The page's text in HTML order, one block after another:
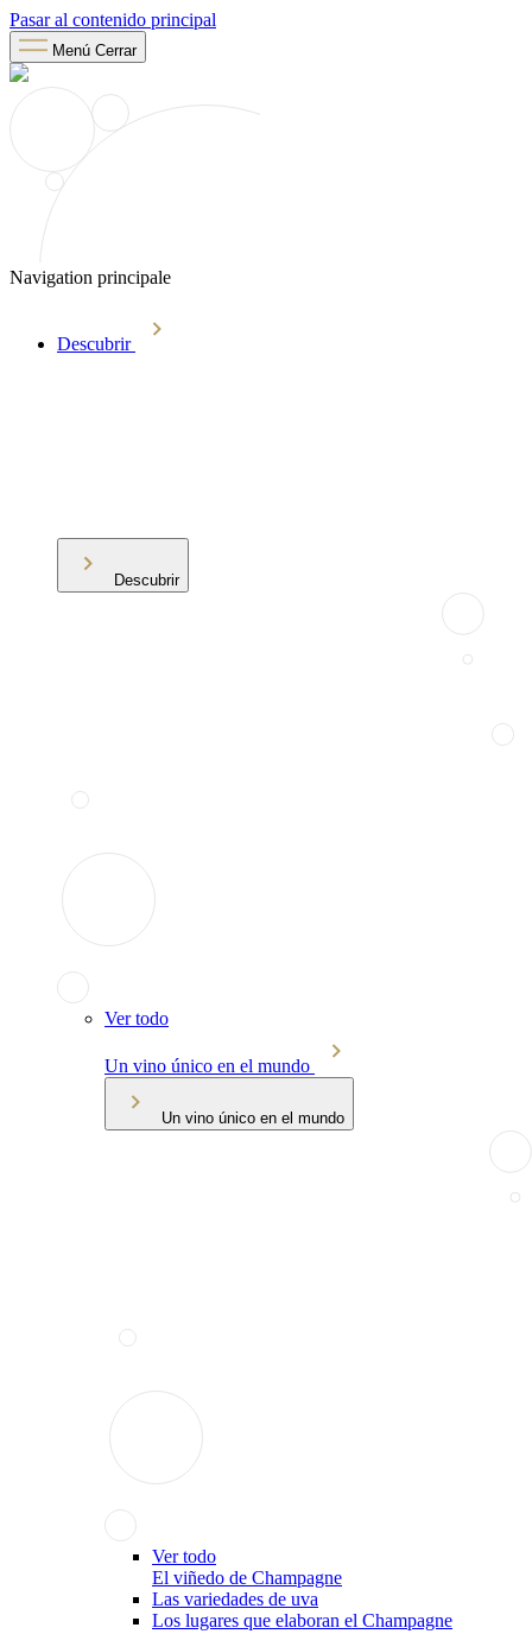
Pasar al contenido principal
Menú Cerrar
Navigation principale
Descubrir
Descubrir
Ver todo
Un vino único en el mundo
Un vino único en el mundo
Ver todo
El viñedo de Champagne
Las variedades de uva
Los lugares que elaboran el Champagne